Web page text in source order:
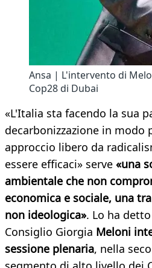
Ansa | L'intervento di
Cop28 di Dubai
«L'Italia sta facendo la sua
decarbonizzazione in modo
approccio libero da
essere efficaci» serve «una
ambientale che non
economica e sociale, una
non ideologica». Lo ha
Consiglio Giorgia Meloni
sessione plenaria, nella